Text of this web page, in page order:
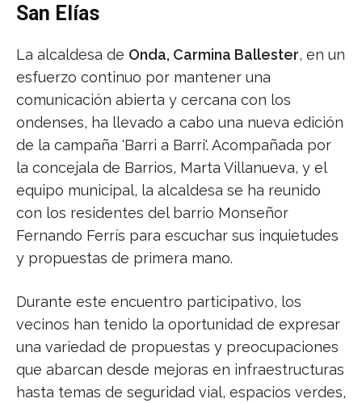
San Elías
La alcaldesa de Onda, Carmina Ballester, en un
esfuerzo continuo por mantener una
comunicación abierta y cercana con los
ondenses, ha llevado a cabo una nueva edición
de la campaña 'Barri a Barri'. Acompañada por
la concejala de Barrios, Marta Villanueva, y el
equipo municipal, la alcaldesa se ha reunido
con los residentes del barrio Monseñor
Fernando Ferrís para escuchar sus inquietudes
y propuestas de primera mano.
Durante este encuentro participativo, los
vecinos han tenido la oportunidad de expresar
una variedad de propuestas y preocupaciones
que abarcan desde mejoras en infraestructuras
hasta temas de seguridad vial, espacios verdes,